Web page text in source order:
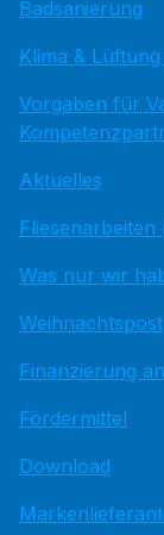
Badsanierung
Klima &
Vorgaben für
Aktuelles
Fliesenarbeiten
Was nur wir
Weihnachtspost
Finanzierung
Fördermittel
Download